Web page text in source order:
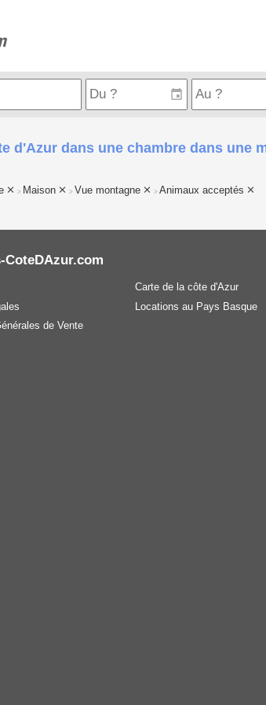
d'Azur dans une chambre dans une
> Maison > Vue montagne > Animaux acceptés
CoteDAzur.com
de Vente
Carte de la côte d'Azur
Locations au Pays Basque